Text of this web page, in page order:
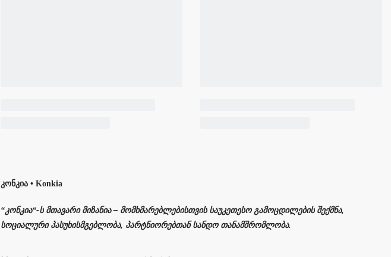
კონკია • Konkia
“კონკია“-ს მთავარი მიზანია – მომხმარებლებისთვის საუკეთესო გამოცდილების შექმნა,
სოციალური პასუხისმგებლობა, პარტნიორებთან სანდო თანამშრომლობა.